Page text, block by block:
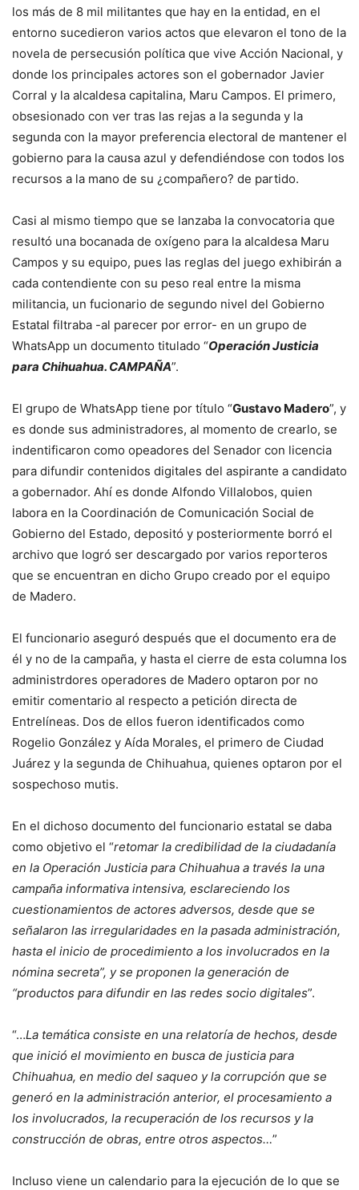
los más de 8 mil militantes que hay en la entidad, en el
entorno sucedieron varios actos que elevaron el tono de la
novela de persecusión política que vive Acción Nacional, y
donde los principales actores son el gobernador Javier
Corral y la alcaldesa capitalina, Maru Campos. El primero,
obsesionado con ver tras las rejas a la segunda y la
segunda con la mayor preferencia electoral de mantener el
gobierno para la causa azul y defendiéndose con todos los
recursos a la mano de su ¿compañero? de partido.
Casi al mismo tiempo que se lanzaba la convocatoria que
resultó una bocanada de oxígeno para la alcaldesa Maru
Campos y su equipo, pues las reglas del juego exhibirán a
cada contendiente con su peso real entre la misma
militancia, un fucionario de segundo nivel del Gobierno
Estatal filtraba -al parecer por error- en un grupo de
WhatsApp un documento titulado “Operación Justicia
para Chihuahua. CAMPAÑA”.
El grupo de WhatsApp tiene por título “Gustavo Madero”, y
es donde sus administradores, al momento de crearlo, se
indentificaron como opeadores del Senador con licencia
para difundir contenidos digitales del aspirante a candidato
a gobernador. Ahí es donde Alfondo Villalobos, quien
labora en la Coordinación de Comunicación Social de
Gobierno del Estado, depositó y posteriormente borró el
archivo que logró ser descargado por varios reporteros
que se encuentran en dicho Grupo creado por el equipo
de Madero.
El funcionario aseguró después que el documento era de
él y no de la campaña, y hasta el cierre de esta columna los
administrdores operadores de Madero optaron por no
emitir comentario al respecto a petición directa de
Entrelíneas. Dos de ellos fueron identificados como
Rogelio González y Aída Morales, el primero de Ciudad
Juárez y la segunda de Chihuahua, quienes optaron por el
sospechoso mutis.
En el dichoso documento del funcionario estatal se daba
como objetivo el “retomar la credibilidad de la ciudadanía
en la Operación Justicia para Chihuahua a través la una
campaña informativa intensiva, esclareciendo los
cuestionamientos de actores adversos, desde que se
señalaron las irregularidades en la pasada administración,
hasta el inicio de procedimiento a los involucrados en la
nómina secreta”, y se proponen la generación de
“productos para difundir en las redes socio digitales”.
“…La temática consiste en una relatoría de hechos, desde
que inició el movimiento en busca de justicia para
Chihuahua, en medio del saqueo y la corrupción que se
generó en la administración anterior, el procesamiento a
los involucrados, la recuperación de los recursos y la
construcción de obras, entre otros aspectos…”
Incluso viene un calendario para la ejecución de lo que se